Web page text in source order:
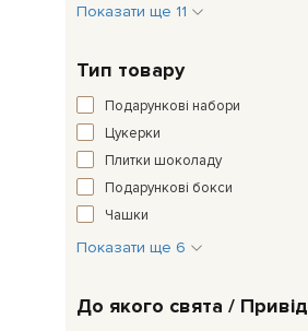
Показати ще 11
Тип товару
Подарункові набори
Цукерки
Плитки шоколаду
Подарункові бокси
Чашки
Показати ще 6
До якого свята / Привід